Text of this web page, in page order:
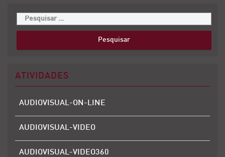
ATIVIDADES
AUDIOVISUAL-ON-LINE
AUDIOVISUAL-VIDEO
AUDIOVISUAL-VIDEO360